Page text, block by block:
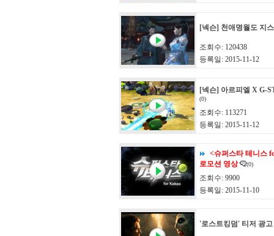
[넥슨] 천애명월도 지
조회수: 120438
등록일: 2015-11-12
[넥슨] 아르피엘 X G-
(0)
조회수: 113271
등록일: 2015-11-12
<슈퍼스타 테니스
로모션 영상
(0)
조회수: 9900
등록일: 2015-11-10
'로스트킹덤' 티저 광